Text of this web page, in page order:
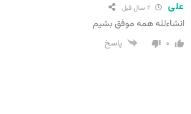
علی
انشاءلله همه موفق بشیم
۰ پاسخ